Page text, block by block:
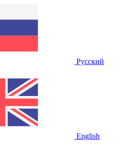
Русский
English